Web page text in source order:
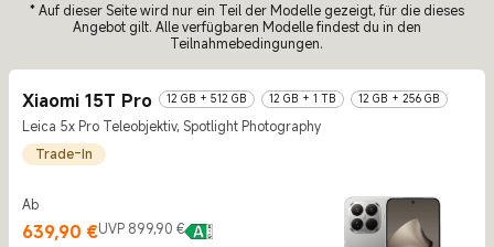
* Auf dieser Seite wird nur ein Teil der Modelle gezeigt, für die dieses
Angebot gilt. Alle verfügbaren Modelle findest du in den
Teilnahmebedingungen.
Xiaomi 15T Pro 12 GB + 512 GB 12 GB + 1 TB 12 GB + 256 GB
Leica 5x Pro Teleobjektiv, Spotlight Photography
Trade-In
Ab
639,90 €
Current Price €639.9
UVP 899,90 €
UVP 899,90 €